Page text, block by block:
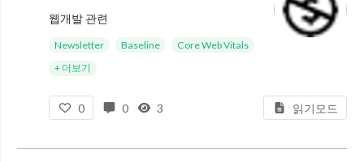
웹개발 관련
Introducing the React Foundation: The New Home for React & React Native : 10년 동안 React를 오픈소스로 운영하던 Meta가 React와 React Nat
Newsletter Baseline
Core Web Vitals
+ 더보기
0 0 3 읽기모드